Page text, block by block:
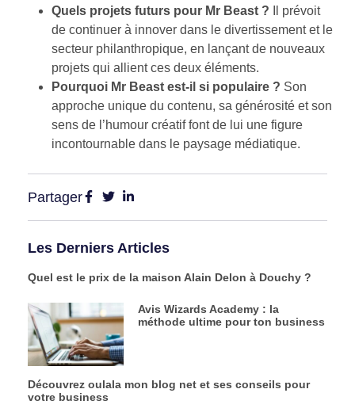
Quels projets futurs pour Mr Beast ? Il prévoit
de continuer à innover dans le divertissement et le
secteur philanthropique, en lançant de nouveaux
projets qui allient ces deux éléments.
Pourquoi Mr Beast est-il si populaire ? Son
approche unique du contenu, sa générosité et son
sens de l’humour créatif font de lui une figure
incontournable dans le paysage médiatique.
Partager
Les Derniers Articles
Quel est le prix de la maison Alain Delon à Douchy ?
Avis Wizards Academy : la
méthode ultime pour ton business
Découvrez oulala mon blog net et ses conseils pour
votre business